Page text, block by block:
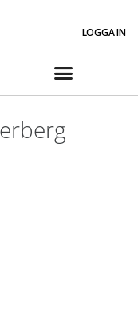
LOGGA IN